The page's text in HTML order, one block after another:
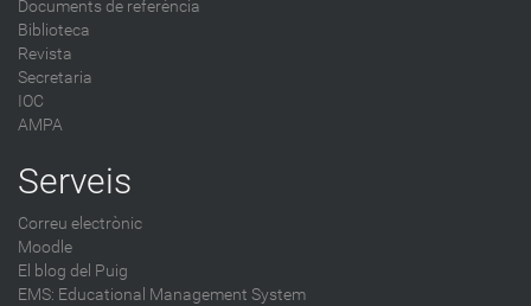
Documents de referència
Biblioteca
Revista
Secretaria
IOC
AMPA
Serveis
Correu electrònic
Moodle
El blog del Puig
EMS: Educational Management System